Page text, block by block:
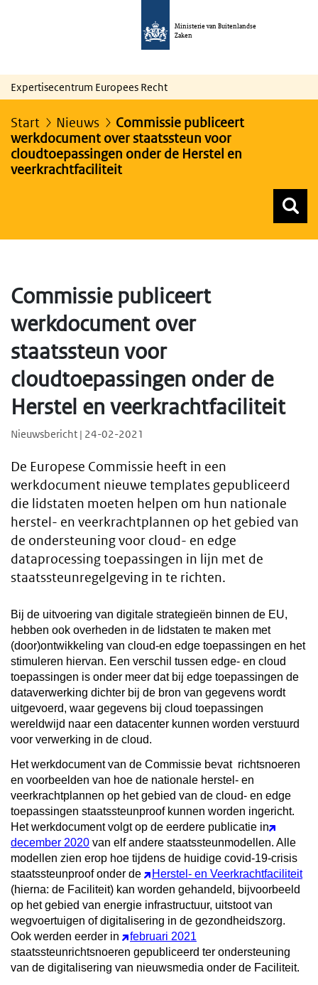
Ministerie van Buitenlandse
Zaken
Expertisecentrum Europees Recht
Start Nieuws
Commissie publiceert
werkdocument over staatssteun voor
cloudtoepassingen onder de Herstel en
veerkrachtfaciliteit
Commissie publiceert
werkdocument over
staatssteun voor
cloudtoepassingen onder de
Herstel en veerkrachtfaciliteit
Nieuwsbericht | 24-02-2021
De Europese Commissie heeft in een
werkdocument nieuwe templates gepubliceerd
die lidstaten moeten helpen om hun nationale
herstel- en veerkrachtplannen op het gebied van
de ondersteuning voor cloud- en edge
dataprocessing toepassingen in lijn met de
staatssteunregelgeving in te richten.
Bij de uitvoering van digitale strategieën binnen de EU,
hebben ook overheden in de lidstaten te maken met
(door)ontwikkeling van cloud-en edge toepassingen en het
stimuleren hiervan. Een verschil tussen edge- en cloud
toepassingen is onder meer dat bij edge toepassingen de
dataverwerking dichter bij de bron van gegevens wordt
uitgevoerd, waar gegevens bij cloud toepassingen
wereldwijd naar een datacenter kunnen worden verstuurd
voor verwerking in de cloud.
Het werkdocument van de Commissie bevat richtsnoeren
en voorbeelden van hoe de nationale herstel- en
veerkrachtplannen op het gebied van de cloud- en edge
toepassingen staatssteunproof kunnen worden ingericht.
Het werkdocument volgt op de eerdere publicatie in
december 2020 van elf andere staatssteunmodellen. Alle
modellen zien erop hoe tijdens de huidige covid-19-crisis
staatssteunproof onder de
Herstel- en Veerkrachtfaciliteit
(hierna: de Faciliteit) kan worden gehandeld, bijvoorbeeld
op het gebied van energie infrastructuur, uitstoot van
wegvoertuigen of digitalisering in de gezondheidszorg.
Ook werden eerder in
februari 2021
staatssteunrichtsnoeren gepubliceerd ter ondersteuning
van de digitalisering van nieuwsmedia onder de Faciliteit.